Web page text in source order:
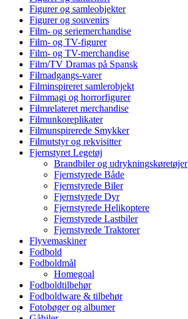
Figurer og samleobjekter
Figurer og souvenirs
Film- og seriemerchandise
Film- og TV-figurer
Film- og TV-merchandise
Film/TV Dramas på Spansk
Filmadgangs-varer
Filminspireret samlerobjekt
Filmmagi og horrorfigurer
Filmrelateret merchandise
Filmunkoreplikater
Filmunspirerede Smykker
Filmutstyr og rekvisitter
Fjernstyret Legetøj
Brandbiler og udrykningskøretøjer
Fjernstyrede Både
Fjernstyrede Biler
Fjernstyrede Dyr
Fjernstyrede Helikoptere
Fjernstyrede Lastbiler
Fjernstyrede Traktorer
Flyvemaskiner
Fodbold
Fodboldmål
Homegoal
Fodboldtilbehør
Fodboldware & tilbehør
Fotobøger og albumer